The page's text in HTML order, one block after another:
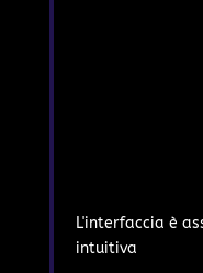
L'interfaccia è
intuitiva